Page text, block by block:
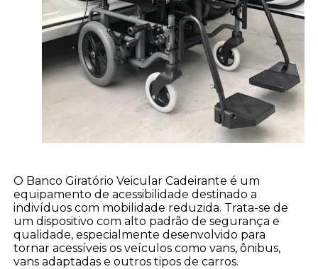
O Banco Giratório Veicular Cadeirante é um
equipamento de acessibilidade destinado a
indivíduos com mobilidade reduzida. Trata-se de
um dispositivo com alto padrão de segurança e
qualidade, especialmente desenvolvido para
tornar acessíveis os veículos como vans, ônibus,
vans adaptadas e outros tipos de carros.